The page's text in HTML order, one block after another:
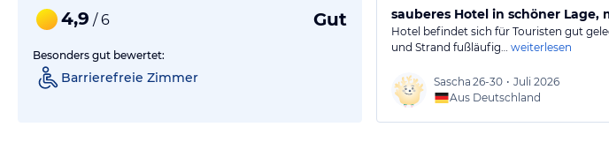
4,9 / 6 Gut
Besonders gut bewertet:
Barrierefreie Zimmer
sauberes Hotel in schöner
Hotel befindet sich für Touristen gut
und Strand fußläufig… weiterlesen
Sascha 26-30 • Juli 2026
Aus Deutschland